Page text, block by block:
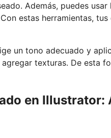
Además, puedes
estas herramientas,
un tono adecuado y
texturas. De esta
en Illustrator: